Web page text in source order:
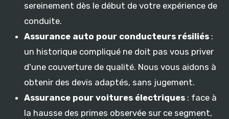
sereinement dès le début de votre expérience de
conduite.
Assurance auto pour conducteurs résiliés :
un historique compliqué ne doit pas vous priver
d'une couverture de qualité. Nous vous aidons à
obtenir des devis adaptés, sans jugement.
Assurance pour voitures électriques : face à
la hausse des primes observée sur ce segment,